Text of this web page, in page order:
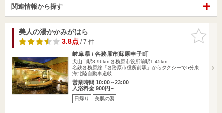
関連情報から探す
お気に入
りに追加
美人の湯かかみがはら
3.8点/ 7 件
岐阜県 / 各務原市蘇原申子町
犬山口駅8.96km 各務原市役所前駅1.45km
名鉄各務原線「各務原市役所前駅」からタクシーで5分東
海北陸自動車道岐…
営業時間 10:00～23:00
入浴料金 900円～
日帰り 美肌の湯